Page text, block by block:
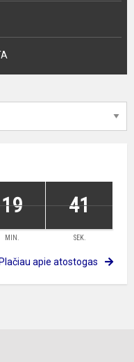
19 41
MIN. SEK.
Plačiau apie atostogas